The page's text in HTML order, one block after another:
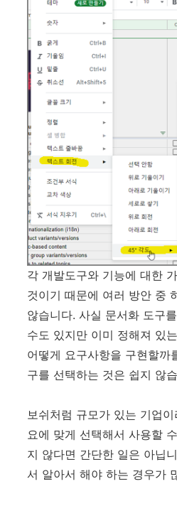
각 개발도구와 기능에 대한
것이기 때문에 여러 방안 중
않습니다. 사실 문서화 도구
수도 있지만 이미 정해져 있
어떻게 요구사항을 구현할까
구를 선택하는 것은 쉽지 않
보쉬처럼 규모가 있는 기업
요에 맞게 선택해서 사용할
지 않다면 간단한 일은 아닙
서 알아서 해야 하는 경우가